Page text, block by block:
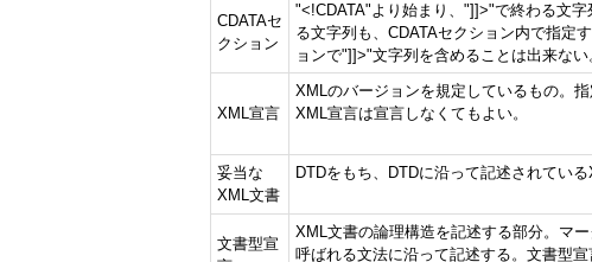
CDATAセ
クション
"<!CDATA"より始まり、"]]>"で終わる文
る文字列も、CDATAセクション内で指定
ョンで"]]>"文字列を含めることは出来ない
XML宣言
XMLのバージョンを規定しているもの。
XML宣言は宣言しなくてもよい。
妥当な
XML文書
DTDをもち、DTDに沿って記述されている
文書型宣
XML文書の論理構造を記述する部分。マ
呼ばれる文法に沿って記述する。文書型